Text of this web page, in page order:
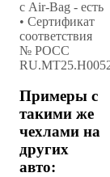
с Air-Bag - есть
• Сертификат
соответствия
№ РОСС
Примеры с
такими же
чехлами на
других
авто: